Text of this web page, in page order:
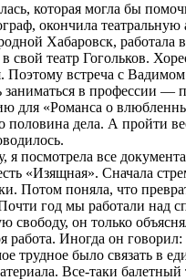
которая могла бы
окончила театральную
Хабаровск, работала
свой театр Гогольков.
Поэтому встреча с
заниматься в профессии —
для «Романса о
дела. А пройти
посмотрела все
«Изящная». Сначала
Потом поняла, что
год мы работали над
свободу, он только
Иногда он
трудное было связать в
Все-таки